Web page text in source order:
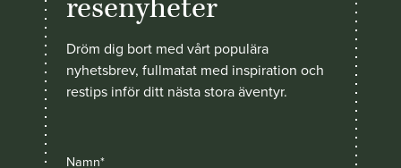
resenyheter
Dröm dig bort med vårt populära
nyhetsbrev, fullmatat med inspiration och
restips inför ditt nästa stora äventyr.